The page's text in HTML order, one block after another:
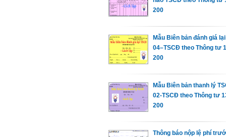
200
Mẫu Biên bản đánh giá
04–TSCĐ theo Thông tư
200
Mẫu Biên bản thanh lý
02-TSCĐ theo Thông tư
200
Thông báo nộp lệ phí